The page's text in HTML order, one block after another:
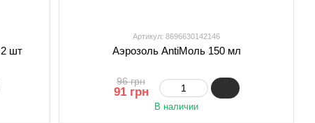
шт
Артикул: 8696630142146
Аэрозоль AntiМоль 150 мл
96 грн
91 грн
В наличии